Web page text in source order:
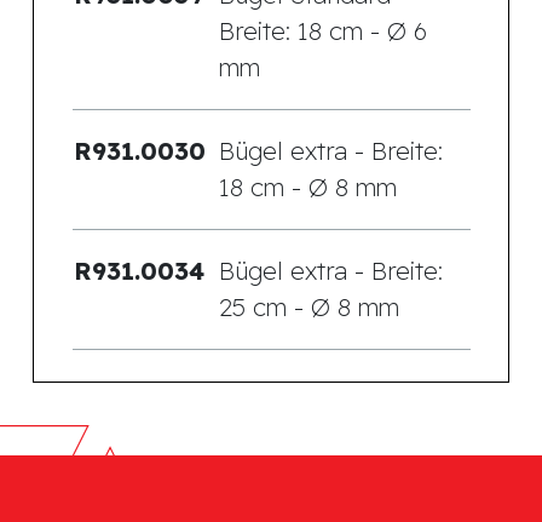
Breite: 18 cm - Ø 6
mm
R931.0030 Bügel extra - Breite:
18 cm - Ø 8 mm
R931.0034 Bügel extra - Breite:
25 cm - Ø 8 mm